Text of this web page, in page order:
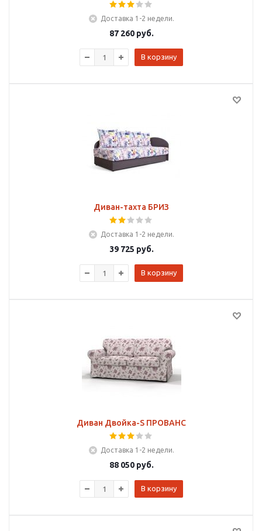
Доставка 1-2 недели.
87 260руб.
В корзину
Диван-тахта БРИЗ
Доставка 1-2 недели.
39 725 руб.
В корзину
Диван Двойка-S ПРОВАНС
Доставка 1-2 недели.
88 050руб.
В корзину